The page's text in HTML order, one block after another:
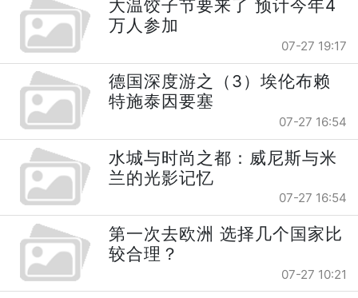
大温饺子节要来了 预计今年4
万人参加
07-27 19:17
德国深度游之（3）埃伦布赖
特施泰因要塞
07-27 16:54
水城与时尚之都：威尼斯与米
兰的光影记忆
07-27 16:54
第一次去欧洲 选择几个国家比
较合理？
07-27 10:21